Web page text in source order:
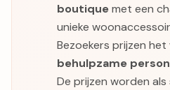
boutiquemet een
unieke
Bezoekers prijzen het
behulpzame
De prijzen worden